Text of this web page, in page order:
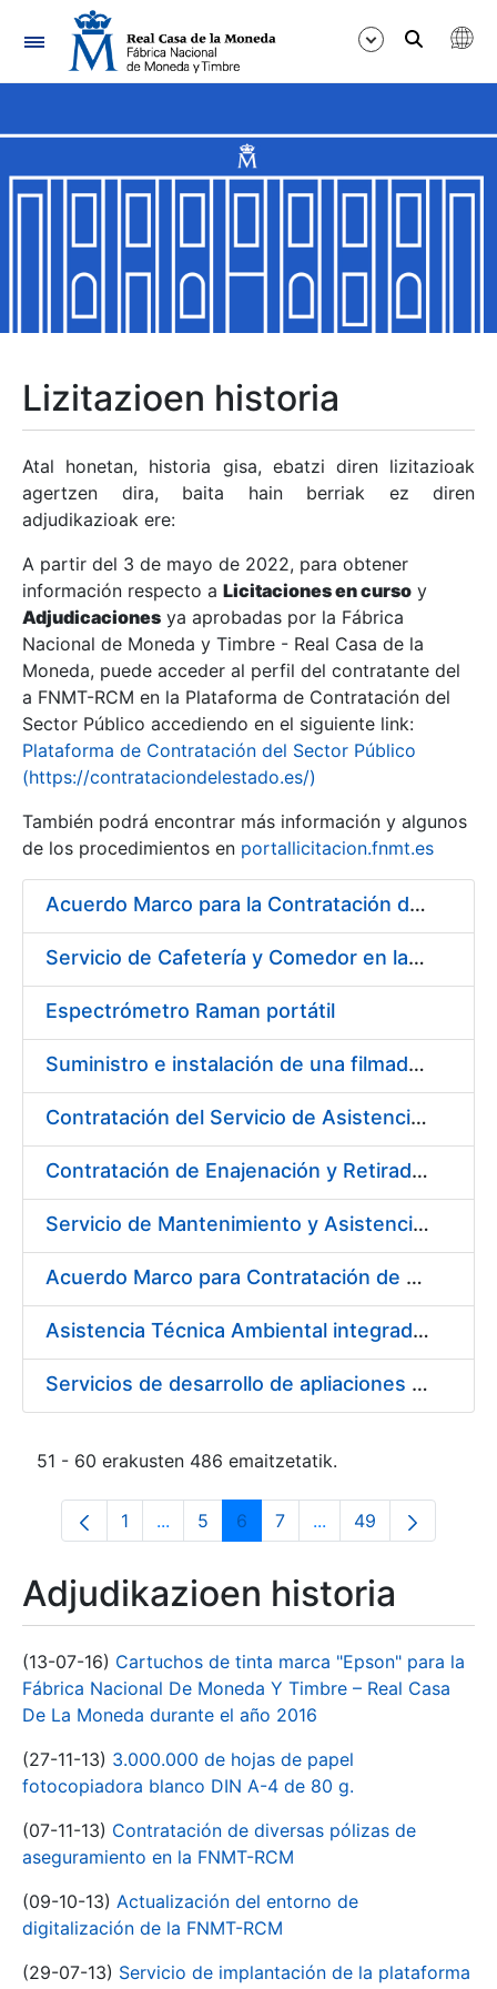
Nabigazioa
Erakutsi/Ezkutatu
Erakutsi/Ezkutatu
Erakutsi/Ezkutatu
Erakutsi/Ezkutatu
Erakutsi/Ezkutatu
Erakutsi/Ezkutatu
Erakutsi/Ezkutatu
Erakutsi/Ezkutatu
Lizitazioen historia
Atal honetan, historia gisa, ebatzi diren lizitazioak
agertzen dira, baita hain berriak ez diren
adjudikazioak ere:
A partir del 3 de mayo de 2022, para obtener
información respecto a Licitaciones en curso y
Adjudicaciones ya aprobadas por la Fábrica
Nacional de Moneda y Timbre - Real Casa de la
Moneda, puede acceder al perfil del contratante del
a FNMT-RCM en la Plataforma de Contratación del
Sector Público accediendo en el siguiente link:
Plataforma de Contratación del Sector Público
(https://contrataciondelestado.es/)
También podrá encontrar más información y algunos
de los procedimientos en portallicitacion.fnmt.es
Acuerdo Marco para la Contratación del Suministro de Material de Ferretería
Servicio de Cafetería y Comedor en la sede central de la Fábrica Nacional de Moneda y Timbre-Real Casa de la Moneda en Madrid
Espectrómetro Raman portátil
Suministro e instalación de una filmadora de plantillas pásticas
Contratación del Servicio de Asistencia Sanitaria de Enfermería de Urgencias
Contratación de Enajenación y Retirada de residuos de PVC, policarbonato y plásticos durante el año 2021
Servicio de Mantenimiento y Asistencia Técnica Integral de la máquina HP INDIGO 12000 del Departamento de Timbre en su sede de Madrid
Acuerdo Marco para Contratación de Servicios para desarrollo evolutivo de componentes software de la infraestructura de CERES
Asistencia Técnica Ambiental integrada en la Fábrica de Papel de Burgos
Servicios de desarrollo de apliaciones con APPWORKS
51 - 60 erakusten 486 emaitzetatik.
Orrialdea
1 ...Intermediate Pages Use TAB to
Orrialdea
5 Orrialdea
6 Orrialdea
7 ...Intermediate Pages
Orrialdea
49
Adjudikazioen historia
(13-07-16) Cartuchos de tinta marca "Epson" para la
Fábrica Nacional De Moneda Y Timbre – Real Casa
De La Moneda durante el año 2016
(27-11-13) 3.000.000 de hojas de papel
fotocopiadora blanco DIN A-4 de 80 g.
(07-11-13) Contratación de diversas pólizas de
aseguramiento en la FNMT-RCM
(09-10-13) Actualización del entorno de
digitalización de la FNMT-RCM
(29-07-13) Servicio de implantación de la plataforma